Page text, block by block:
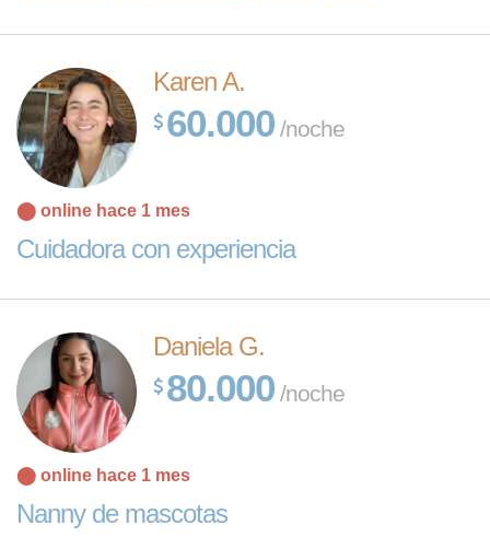
Karen A.
60.000 /noche
⬤ online hace 1 mes
Cuidadora con experiencia
Daniela G.
80.000 /noche
⬤ online hace 1 mes
Nanny de mascotas